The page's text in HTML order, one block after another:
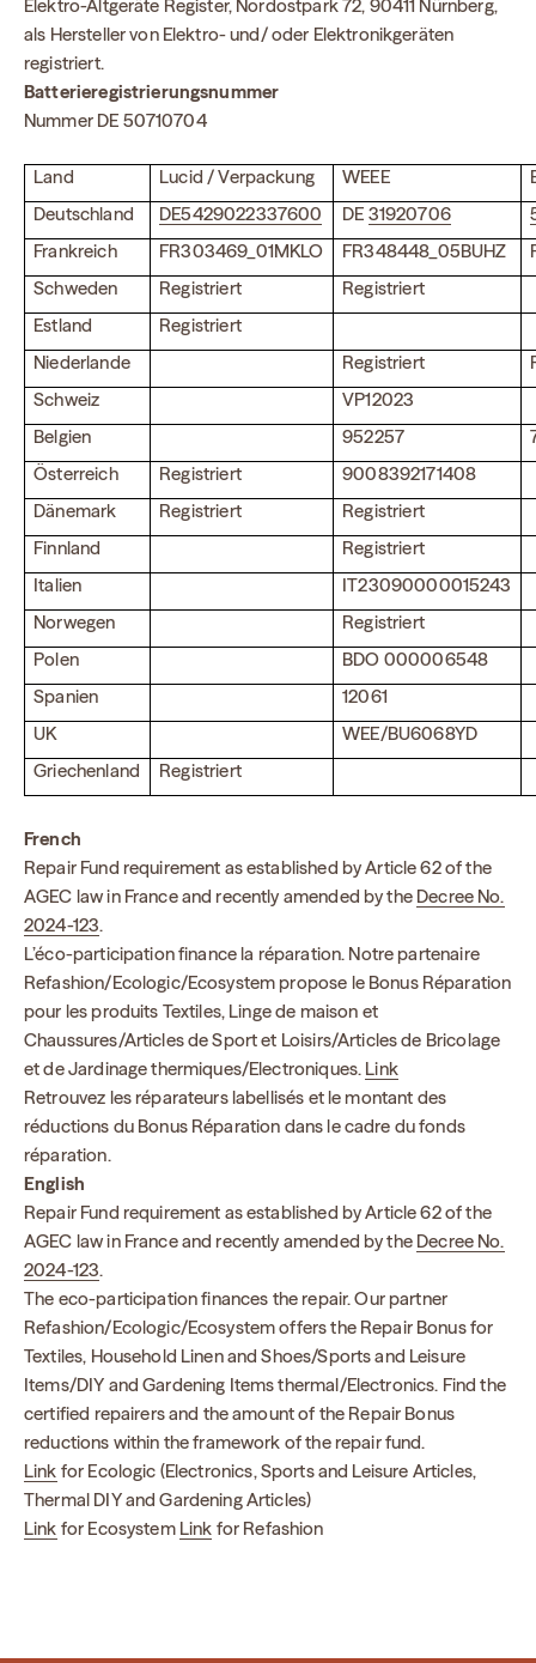
Elektro-Altgeräte Register, Nordostpark 72, 90411 Nürnberg,
als Hersteller von Elektro- und/ oder Elektronikgeräten
registriert.
Batterieregistrierungsnummer
Nummer DE 50710704
Land Lucid / Verpackung WEEE
Deutschland
DE5429022337600 DE 31920706
Frankreich
FR303469_01MKLO FR348448_05BUHZ
Schweden
Registriert
Registriert
Estland
Registriert
Niederlande
Registriert
Schweiz
VP12023
Belgien
952257
Österreich
Registriert
9008392171408
Dänemark
Registriert
Registriert
Finnland
Registriert
Italien
IT23090000015243
Norwegen
Registriert
Polen
BDO 000006548
Spanien
12061
UK
WEE/BU6068YD
Griechenland
Registriert
French
Repair Fund requirement as established by Article 62 of the
AGEC law in France and recently amended by the Decree No.
2024-123.
L’éco-participation finance la réparation. Notre partenaire
Refashion/Ecologic/Ecosystem propose le Bonus Réparation
pour les produits Textiles, Linge de maison et
Chaussures/Articles de Sport et Loisirs/Articles de Bricolage
et de Jardinage thermiques/Electroniques. Link
Retrouvez les réparateurs labellisés et le montant des
réductions du Bonus Réparation dans le cadre du fonds
réparation.
English
Repair Fund requirement as established by Article 62 of the
AGEC law in France and recently amended by the Decree No.
2024-123.
The eco-participation finances the repair. Our partner
Refashion/Ecologic/Ecosystem offers the Repair Bonus for
Textiles, Household Linen and Shoes/Sports and Leisure
Items/DIY and Gardening Items thermal/Electronics. Find the
certified repairers and the amount of the Repair Bonus
reductions within the framework of the repair fund.
Link for Ecologic (Electronics, Sports and Leisure Articles,
Thermal DIY and Gardening Articles)
Link for Ecosystem Link for Refashion